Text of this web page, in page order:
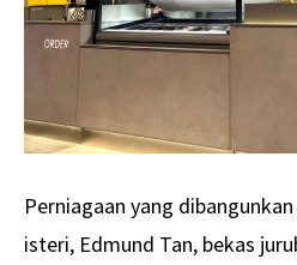
Perniagaan yang
isteri, Edmund Tan, bekas